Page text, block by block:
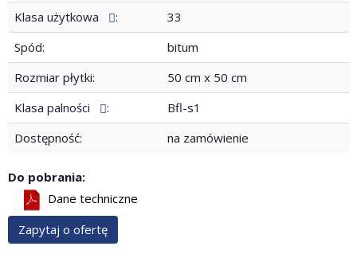
Klasa użytkowa
:
33
Spód:
bitum
Rozmiar płytki:
50 cm x 50 cm
Klasa palności
:
Bfl-s1
Dostępność:
na zamówienie
Do pobrania:
Dane techniczne
Zapytaj o ofertę